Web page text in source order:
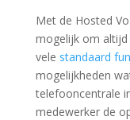
Met de Hosted
mogelijk om
vele standaard
mogelijkheden
telefooncentrale
medewerker de